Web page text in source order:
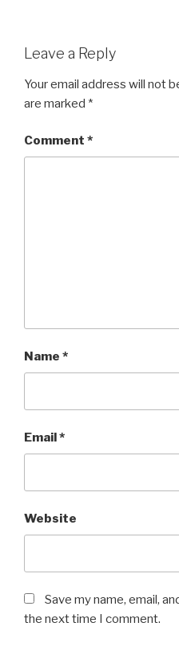
Leave a Reply
Your email address will not
are marked *
Comment *
Name *
Email *
Website
Save my name, email,
the next time I comment.